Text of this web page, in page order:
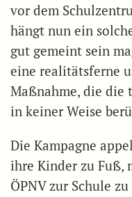
vor dem
hängt nun ein
gut gemeint sein
eine realitätsferne
Maßnahme, die die
in keiner Weise
Die Kampagne
ihre Kinder zu Fuß,
ÖPNV zur Schule